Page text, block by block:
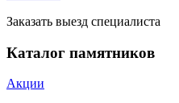
Заказать выезд специалиста
Каталог памятников
Акции